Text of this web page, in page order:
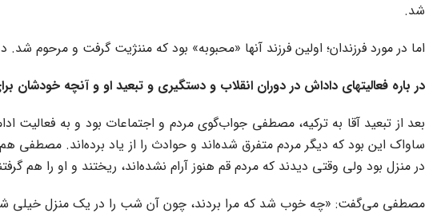
شد.
اما در مورد فرزندان؛ اولین فرزند آنها «محبوبه» بود که مننژیت گرفت و
در باره فعالیتهای داداش در دوران انقلاب و دستگیری و تبعید او و آنچه خودشان
بعد از تبعید آقا به ترکیه، مصطفی جواب‌گوی مردم و اجتماعات بود و به فعالیت
ساواک این بود که دیگر مردم متفرق شده‌اند و حوادث را از یاد برده‌اند.
در منزل بود ولی وقتی دیدند که مردم قم هنوز آرام نشده‌اند، ریختند و او را هم
مصطفی می‌گفت: «چه خوب شد که مرا بردند، چون آن شب را در یک منزل خیلی